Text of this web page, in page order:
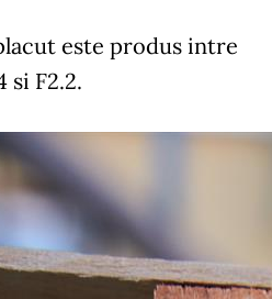
este produs intre
si F2.2.